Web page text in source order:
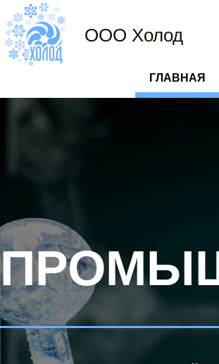
ООО Холод
ОСНОВНАЯ
НАВИГАЦИЯ
ГЛАВНАЯ